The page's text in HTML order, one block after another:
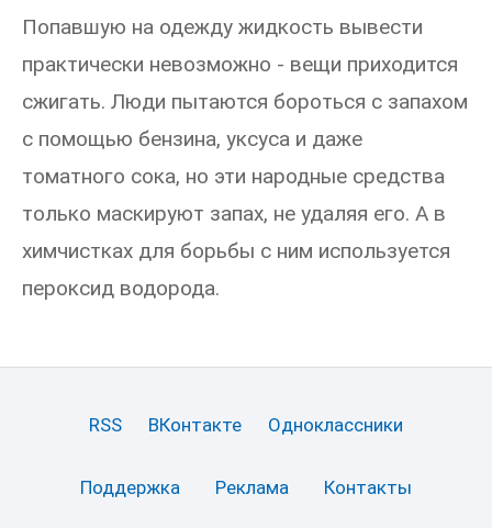
Попавшую на одежду жидкость вывести
практически невозможно - вещи приходится
сжигать. Люди пытаются бороться с запахом
с помощью бензина, уксуса и даже
томатного сока, но эти народные средства
только маскируют запах, не удаляя его. А в
химчистках для борьбы с ним используется
пероксид водорода.
RSS ВКонтакте Одноклассники
Поддержка Реклама Контакты